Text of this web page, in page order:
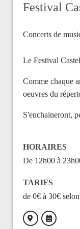
Festival
Concerts de
Le Festival
Comme chaque
oeuvres du
S'enchaineront,
HORAIRES
De 12h00 à
TARIFS
de 0€ à 30€